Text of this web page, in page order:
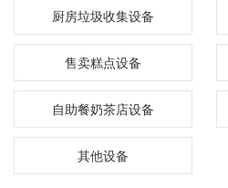
厨房垃圾收集设备
售卖糕点设备
自助餐奶茶店设备
其他设备